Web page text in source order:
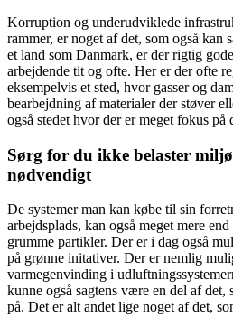
Korruption og underudviklede
rammer, er noget af det, som også
et land som Danmark, er der rigtig
arbejdende tit og ofte. Her er der ofte
eksempelvis et sted, hvor gasser og
bearbejdning af materialer der støver
også stedet hvor der er meget fokus på
Sørg for du ikke belaster
nødvendigt
De systemer man kan købe til sin
arbejdsplads, kan også meget mere
grumme partikler. Der er i dag også
på grønne initativer. Der er nemlig
varmegenvinding i
kunne også sagtens være en del af det,
på. Det er alt andet lige noget af det,